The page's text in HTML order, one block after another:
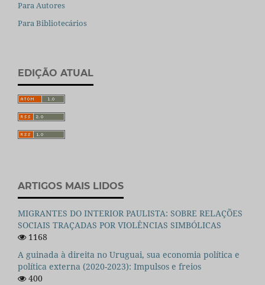
Para Autores
Para Bibliotecários
EDIÇÃO ATUAL
ARTIGOS MAIS LIDOS
MIGRANTES DO INTERIOR PAULISTA: SOBRE RELAÇÕES
SOCIAIS TRAÇADAS POR VIOLÊNCIAS SIMBÓLICAS
1168
A guinada à direita no Uruguai, sua economia política e
política externa (2020-2023): Impulsos e freios
400